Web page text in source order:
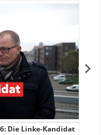
Die Linke-Kandidat